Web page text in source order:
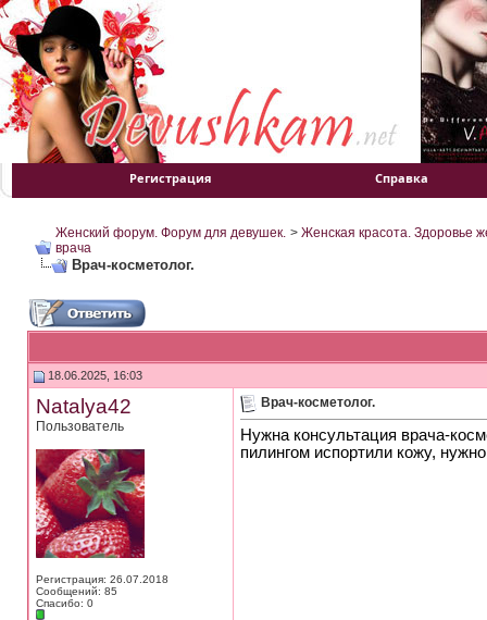
Регистрация Справка
Женский форум. Форум для девушек. > Женская красота. Здоровье
врача
Врач-косметолог.
18.06.2025, 16:03
Natalya42
Пользователь
Регистрация: 26.07.2018
Сообщений: 85
Спасибо: 0
Врач-косметолог.
Нужна консультация врача-
пилингом испортили кожу,